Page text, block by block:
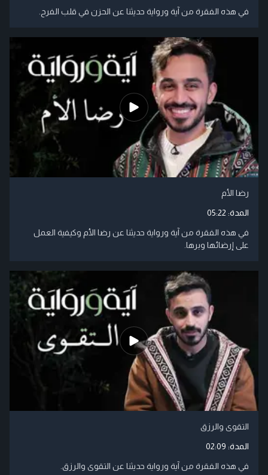
في هذه الفقرة من آية ورواية حديثنا عن الحزن في قلب الفرح.
رضا الأم
المدة: 05:22
في هذه الفقرة من آية ورواية حديثنا عن رضا الأم وكيفية العمل
على إرضائها وبرها.
التقوى والرزق
المدة: 02:09
في هذه الفقرة من آية ورواية حديثنا عن التقوى والرزق.